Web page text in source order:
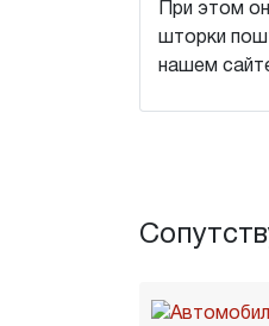
При этом
шторки
нашем